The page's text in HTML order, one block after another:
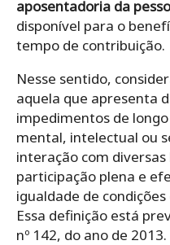
aposentadoria da
disponível para o
tempo de contribuição.
Nesse sentido,
aquela que apresenta
impedimentos de
mental, intelectual ou
interação com
participação plena e
igualdade de
Essa definição está
nº 142, do ano de 2013.